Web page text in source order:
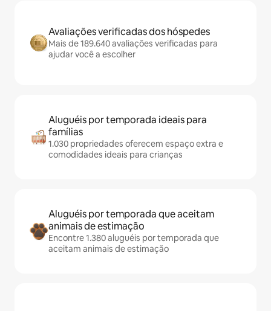
Avaliações verificadas dos hóspedes
Mais de 189.640 avaliações verificadas para
ajudar você a escolher
Aluguéis por temporada ideais para
famílias
1.030 propriedades oferecem espaço extra e
comodidades ideais para crianças
Aluguéis por temporada que aceitam
animais de estimação
Encontre 1.380 aluguéis por temporada que
aceitam animais de estimação